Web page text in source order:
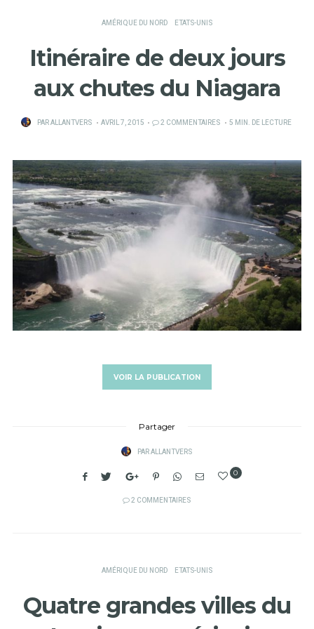
AMÉRIQUE DU NORD ETATS-UNIS
Itinéraire de deux jours
aux chutes du Niagara
PARALLANTVERS
PUBLIÉ
AVRIL 7, 2015 2 COMMENTAIRES 5 MIN. DE LECTURE
VOIR LA PUBLICATION
Partager
PARALLANTVERS
0
2 COMMENTAIRES
AMÉRIQUE DU NORD ETATS-UNIS
Quatre grandes villes du